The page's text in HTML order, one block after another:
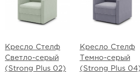
Кресло Стелф
Светло-серый
(Strong Plus 02)
Кресло Стелф
Темно-серый
(Strong Plus